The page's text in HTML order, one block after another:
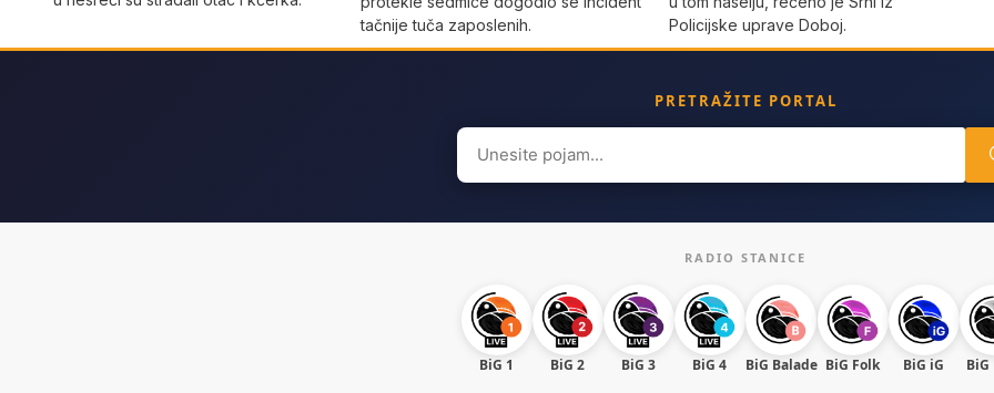
tačnije tuča zaposlenih.
Policijske uprave Doboj.
PRETRAŽITE PORTAL
Search
for:
RADIO STANICE
BiG 1 BiG 2 BiG 3 BiG 4 BiG Balade BiG Folk BiG iG BiG